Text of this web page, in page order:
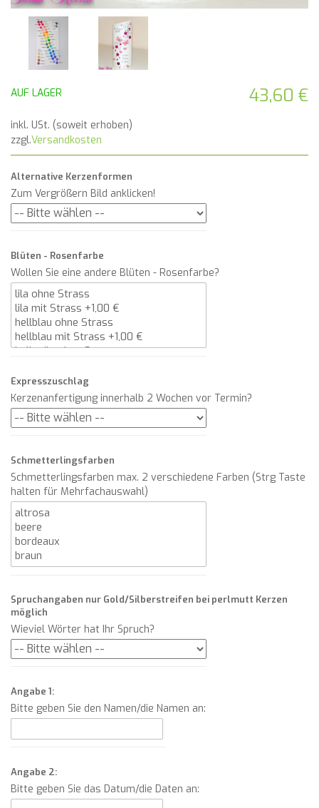
43,60 €
AUF LAGER
inkl. USt. (soweit erhoben)
zzgl.Versandkosten
Alternative Kerzenformen
Zum Vergrößern Bild anklicken!
Blüten - Rosenfarbe
Wollen Sie eine andere Blüten - Rosenfarbe?
Expresszuschlag
Kerzenanfertigung innerhalb 2 Wochen vor Termin?
Schmetterlingsfarben
Schmetterlingsfarben max. 2 verschiedene Farben (Strg Taste
halten für Mehrfachauswahl)
Spruchangaben nur Gold/Silberstreifen bei perlmutt Kerzen
möglich
Wieviel Wörter hat Ihr Spruch?
Angabe 1:
Bitte geben Sie den Namen/die Namen an:
Angabe 2:
Bitte geben Sie das Datum/die Daten an: